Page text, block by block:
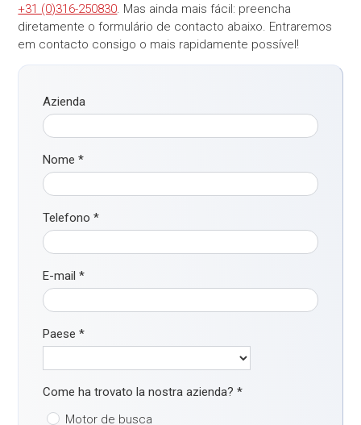
+31 (0)316-250830. Mas ainda mais fácil: preencha
diretamente o formulário de contacto abaixo. Entraremos
em contacto consigo o mais rapidamente possível!
Azienda
Nome*
Telefono*
E-mail*
Paese*
Come ha trovato la nostra azienda?*
Motor de busca